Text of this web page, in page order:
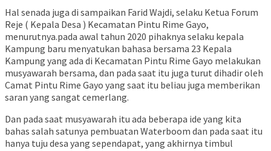
Hal senada juga di sampaikan Farid Wajdi, selaku Ketua Forum
Reje ( Kepala Desa ) Kecamatan Pintu Rime Gayo,
menurutnya.pada awal tahun 2020 pihaknya selaku kepala
Kampung baru menyatukan bahasa bersama 23 Kepala
Kampung yang ada di Kecamatan Pintu Rime Gayo melakukan
musyawarah bersama, dan pada saat itu juga turut dihadir oleh
Camat Pintu Rime Gayo yang saat itu beliau juga memberikan
saran yang sangat cemerlang.
Dan pada saat musyawarah itu ada beberapa ide yang kita
bahas salah satunya pembuatan Waterboom dan pada saat itu
hanya tuju desa yang sependapat, yang akhirnya timbul